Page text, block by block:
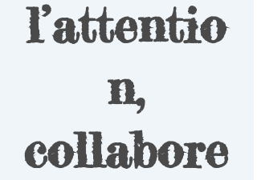
l’attentio
n,
collabore